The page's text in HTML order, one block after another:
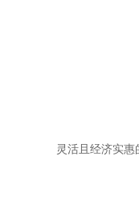
灵活且经济实